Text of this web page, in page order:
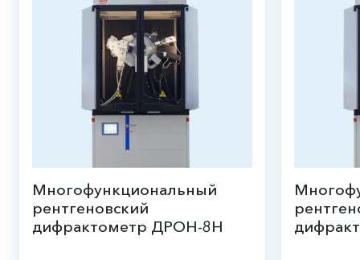
Многофункциональный
рентгеновский
дифрактометр ДРОН-8Н